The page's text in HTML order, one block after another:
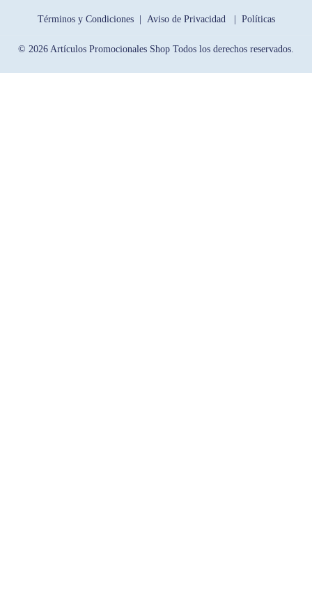
Términos y Condiciones | Aviso de Privacidad | Políticas
© 2026 Artículos Promocionales Shop Todos los derechos reservados.